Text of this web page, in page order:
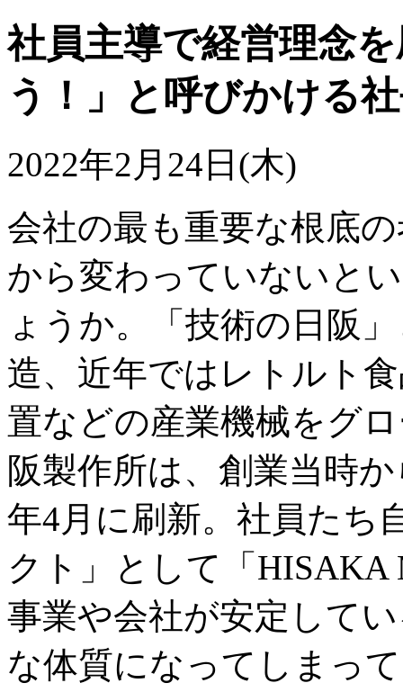
社員主導で経営理念
う！」と呼びかける
2022年2月24日(木)
会社の最も重要な根底
から変わっていないと
ょうか。「技術の日阪
造、近年ではレトルト
置などの産業機械をグ
阪製作所は、創業当時
年4月に刷新。社員たち
クト」として「
事業や会社が安定して
な体質になってしまっ